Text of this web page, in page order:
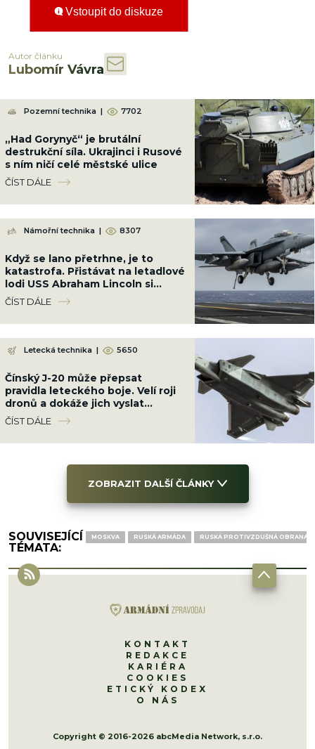
Vstoupit do diskuze
Autor článku
Lubomír Vávra
Pozemní technika | 7702
„Had Gorynyč“ je brutální
destrukční síla. Ukrajinci i Rusové
s ním ničí celé městské ulice
ČÍST DÁLE
Námořní technika | 8307
Když se lano přetrhne, je to
katastrofa. Přistávat na letadlové
lodi USS Abraham Lincoln si
troufnou jenom ti nejlepší piloti
ČÍST DÁLE
Letecká technika | 5650
Čínský J-20 může přepsat
pravidla leteckého boje. Velí roji
dronů a dokáže jich vyslat
desítky najednou
ČÍST DÁLE
ZOBRAZIT DALŠÍ ČLÁNKY
SOUVISEJÍCÍ
TÉMATA:
MOSKVA RUSKÁ ARMÁDA RUSKÁ PROTIVZDUŠNÁ OBRANA
KONTAKT
REDAKCE
KARIÉRA
COOKIES
ETICKÝ KODEX
O NÁS
Copyright © 2016-2026 abcMedia Network, s.r.o.